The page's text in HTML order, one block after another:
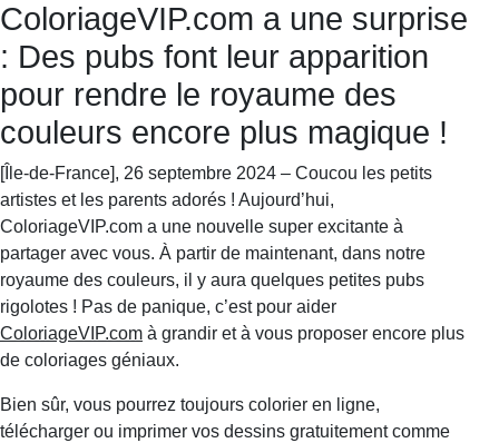
ColoriageVIP.com a une surprise
: Des pubs font leur apparition
pour rendre le royaume des
couleurs encore plus magique !
[Île-de-France], 26 septembre 2024 – Coucou les petits
artistes et les parents adorés ! Aujourd’hui,
ColoriageVIP.com a une nouvelle super excitante à
partager avec vous. À partir de maintenant, dans notre
royaume des couleurs, il y aura quelques petites pubs
rigolotes ! Pas de panique, c’est pour aider
ColoriageVIP.com à grandir et à vous proposer encore plus
de coloriages géniaux.
Bien sûr, vous pourrez toujours colorier en ligne,
télécharger ou imprimer vos dessins gratuitement comme